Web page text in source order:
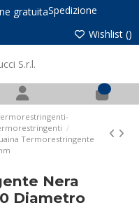
Spedizione
Wishlist ()
Termorestringente
Nera
Diametro